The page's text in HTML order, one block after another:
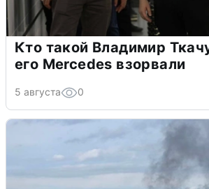
Кто такой Владимир
его Mercedes взорвали
5 августа 0